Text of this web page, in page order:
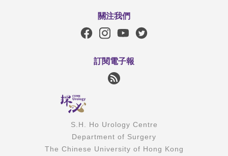
關注我們
訂閱電子報
S.H. Ho Urology Centre
Department of Surgery
The Chinese University of Hong Kong